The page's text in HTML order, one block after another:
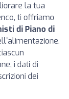
la tua
ti offriamo
di Piano di
i dati di
dei